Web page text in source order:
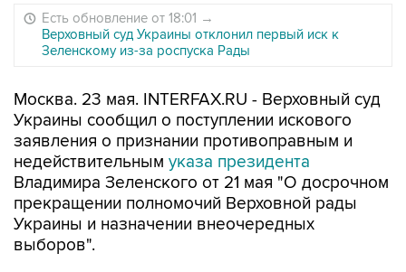
Есть обновление от 18:01 →
Верховный суд Украины отклонил первый иск к
Зеленскому из-за роспуска Рады
Москва. 23 мая. INTERFAX.RU - Верховный суд
Украины сообщил о поступлении искового
заявления о признании противоправным и
недействительным указа президента
Владимира Зеленского от 21 мая "О досрочном
прекращении полномочий Верховной рады
Украины и назначении внеочередных
выборов".